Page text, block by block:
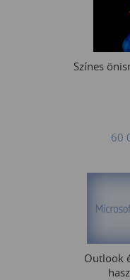
Színes
60
Outlook